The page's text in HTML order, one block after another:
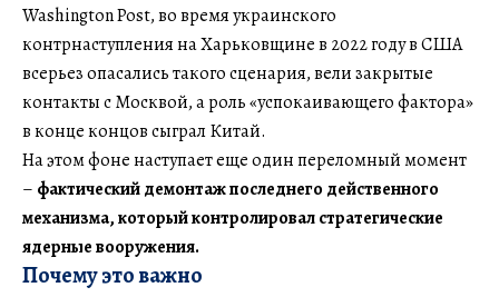
Washington Post, во время украинского
контрнаступления на Харьковщине в 2022 году в США
всерьез опасались такого сценария, вели закрытые
контакты с Москвой, а роль «успокаивающего фактора»
в конце концов сыграл Китай.
На этом фоне наступает еще один переломный момент
– фактический демонтаж последнего действенного
механизма, который контролировал стратегические
ядерные вооружения.
Почему это важно